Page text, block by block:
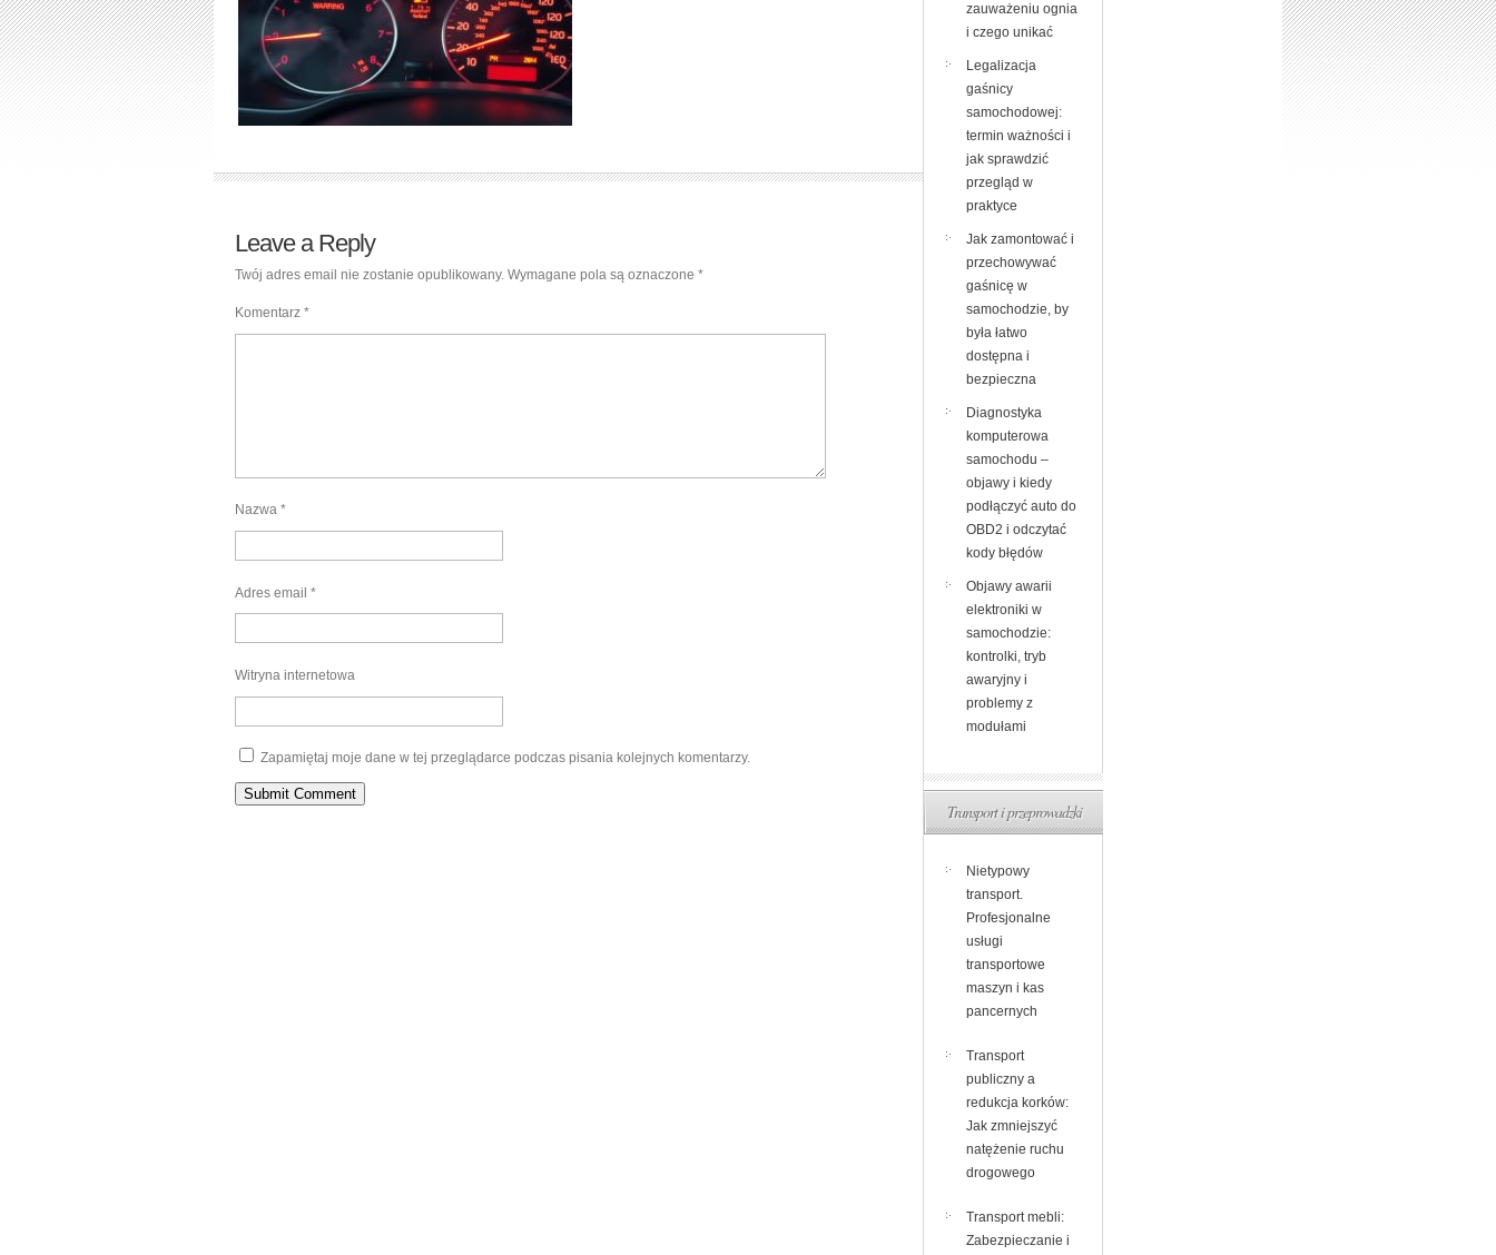
Leave a Reply
Twój adres email nie zostanie opublikowany. Wymagane pola są oznaczone *
Komentarz *
Nazwa *
Adres email *
Witryna internetowa
Zapamiętaj moje dane w tej przeglądarce podczas pisania kolejnych komentarzy.
zauważeniu ognia
i czego unikać
Legalizacja
gaśnicy
samochodowej:
termin ważności i
jak sprawdzić
przegląd w
praktyce
Jak zamontować i
przechowywać
gaśnicę w
samochodzie, by
była łatwo
dostępna i
bezpieczna
Diagnostyka
komputerowa
samochodu –
objawy i kiedy
podłączyć auto do
OBD2 i odczytać
kody błędów
Objawy awarii
elektroniki w
samochodzie:
kontrolki, tryb
awaryjny i
problemy z
modułami
Transport i przeprowadzki
Nietypowy
transport.
Profesjonalne
usługi
transportowe
maszyn i kas
pancernych
Transport
publiczny a
redukcja korków:
Jak zmniejszyć
natężenie ruchu
drogowego
Transport mebli:
Zabezpieczanie i